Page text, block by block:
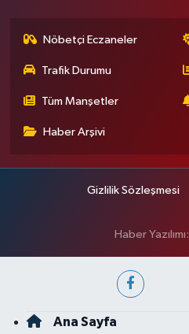
Nöbetçi Eczaneler
Trafik Durumu
Tüm Manşetler
Haber Arşivi
Gizlilik Sözleşmesi
Haber Yazılımı:
Ana Sayfa